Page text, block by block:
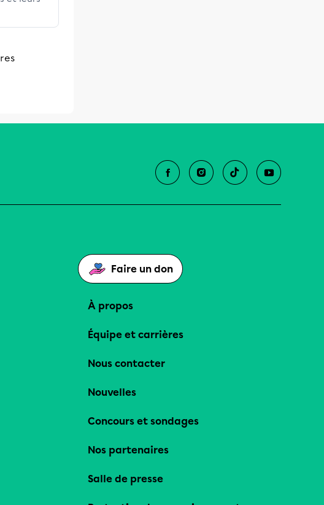
Faire un don
À propos
Équipe et carrières
Nous contacter
Nouvelles
Concours et sondages
Nos partenaires
Salle de presse